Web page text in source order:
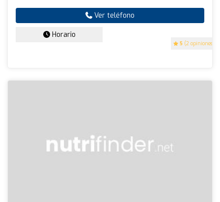
5 (2 opiniones)
Ver teléfono
Horario